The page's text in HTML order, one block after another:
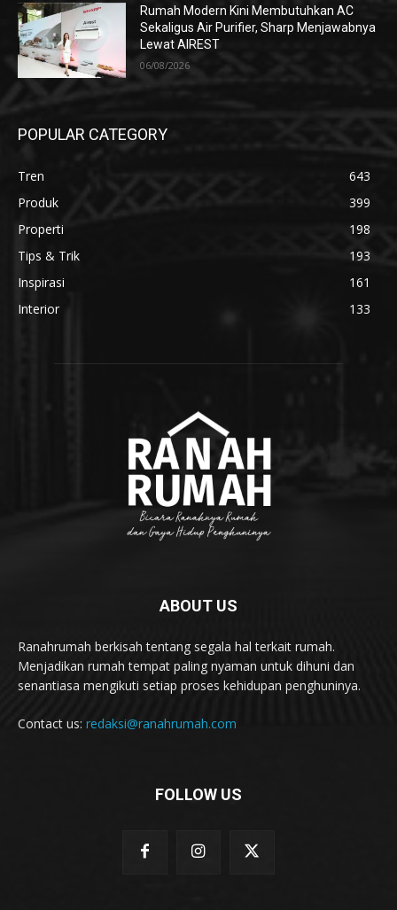
Rumah Modern Kini Membutuhkan AC
Sekaligus Air Purifier, Sharp Menjawabnya
Lewat AIREST
06/08/2026
POPULAR CATEGORY
Tren
643
Produk
399
Properti
198
Tips & Trik
193
Inspirasi
161
Interior
133
ABOUT US
Ranahrumah berkisah tentang segala hal terkait rumah.
Menjadikan rumah tempat paling nyaman untuk dihuni dan
senantiasa mengikuti setiap proses kehidupan penghuninya.
Contact us: redaksi@ranahrumah.com
FOLLOW US